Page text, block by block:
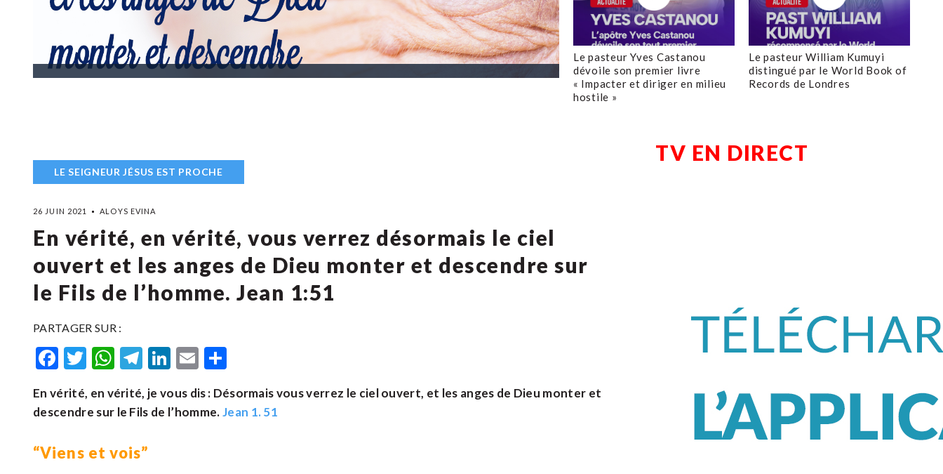
Le pasteur Yves Castanou
dévoile son premier livre
« Impacter et diriger en milieu
hostile »
Le pasteur William Kumuyi
distingué par le World Book of
Records de Londres
LE SEIGNEUR JÉSUS EST PROCHE
26 JUIN 2021 ALOYS EVINA
En vérité, en vérité, vous verrez désormais le ciel
ouvert et les anges de Dieu monter et descendre sur
le Fils de l’homme. Jean 1:51
PARTAGER SUR :
Facebook
Twitter
WhatsApp
Telegram
LinkedIn
Email
En vérité, en vérité, je vous dis : Désormais vous verrez le ciel ouvert, et les anges de Dieu monter et
descendre sur le Fils de l’homme.Jean 1. 51
“Viens et vois”
TV EN DIRECT